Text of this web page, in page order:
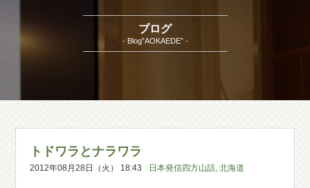
ブログ
- Blog”AOKAEDE” -
トドワラとナラワラ
2012年08月28日（火） 18:43 日本発信四方山話,北海道